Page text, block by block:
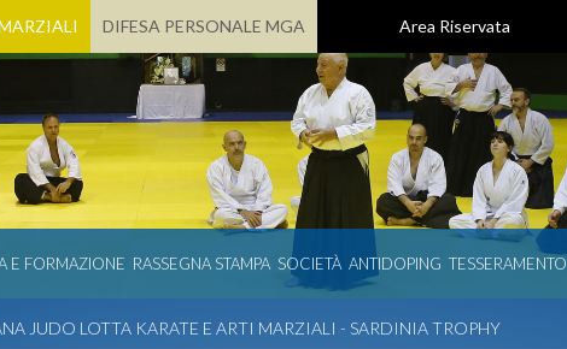
DIFESA PERSONALE MGA Area Riservata
E FORMAZIONE RASSEGNA STAMPA SOCIETÀ ANTIDOPING TESSERAMENTO
JUDO LOTTA KARATE E ARTI MARZIALI - SARDINIA TROPHY